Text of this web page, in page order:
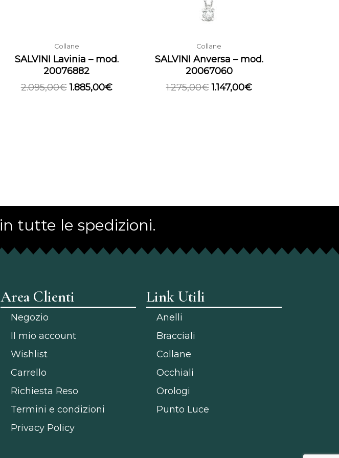
Collane
SALVINI Lavinia – mod.
20076882
2.095,00€ 1.885,00€
Collane
SALVINI Anversa – mod.
20067060
1.275,00€ 1.147,00€
in tutte le spedizioni.
Area Clienti
Negozio
Il mio account
Wishlist
Carrello
Richiesta Reso
Termini e condizioni
Privacy Policy
Link Utili
Anelli
Bracciali
Collane
Occhiali
Orologi
Punto Luce